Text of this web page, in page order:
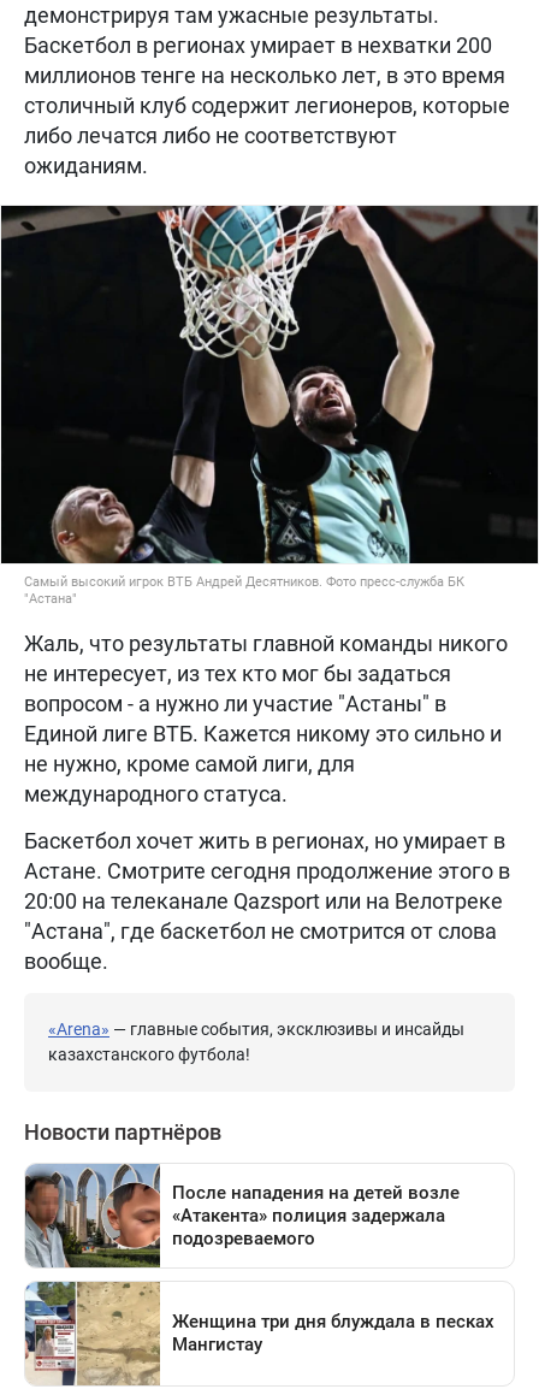
демонстрируя там ужасные результаты.
Баскетбол в регионах умирает в нехватки 200
миллионов тенге на несколько лет, в это время
столичный клуб содержит легионеров, которые
либо лечатся либо не соответствуют
ожиданиям.
Самый высокий игрок ВТБ Андрей Десятников. Фото пресс-служба БК
"Астана"
Жаль, что результаты главной команды никого
не интересует, из тех кто мог бы задаться
вопросом - а нужно ли участие "Астаны" в
Единой лиге ВТБ. Кажется никому это сильно и
не нужно, кроме самой лиги, для
международного статуса.
Баскетбол хочет жить в регионах, но умирает в
Астане. Смотрите сегодня продолжение этого в
20:00 на телеканале Qazsport или на Велотреке
"Астана", где баскетбол не смотрится от слова
вообще.
«Arena» — главные события, эксклюзивы и инсайды
казахстанского футбола!